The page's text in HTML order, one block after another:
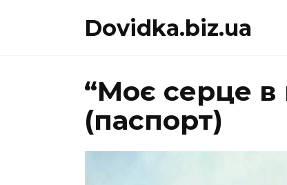
Dovidka.biz.ua
“Моє серце в
(паспорт)